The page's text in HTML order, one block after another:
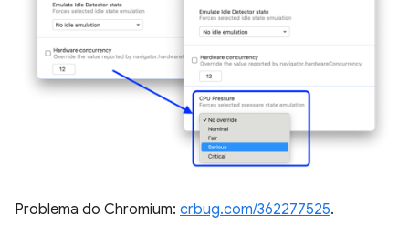
Problema do Chromium: crbug.com/362277525.